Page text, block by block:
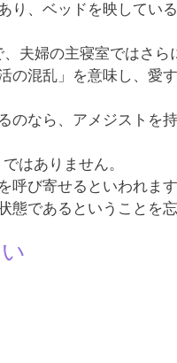
り、ベッドを映してい
夫婦の主寝室ではさら
の混乱」を意味し、愛
のなら、アメジストを
はありません。
び寄せるといわれま
であるということを